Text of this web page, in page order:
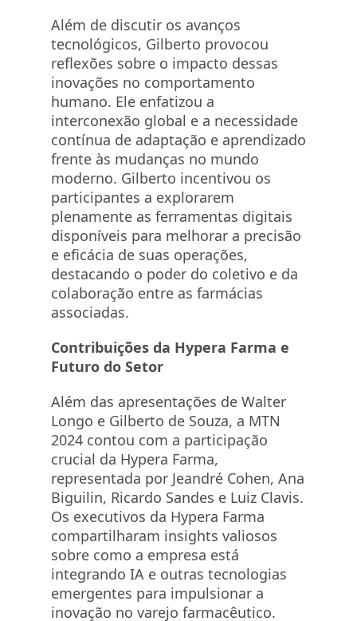
Além de discutir os avanços
tecnológicos, Gilberto provocou
reflexões sobre o impacto dessas
inovações no comportamento
humano. Ele enfatizou a
interconexão global e a necessidade
contínua de adaptação e aprendizado
frente às mudanças no mundo
moderno. Gilberto incentivou os
participantes a explorarem
plenamente as ferramentas digitais
disponíveis para melhorar a precisão
e eficácia de suas operações,
destacando o poder do coletivo e da
colaboração entre as farmácias
associadas.
Contribuições da Hypera Farma e
Futuro do Setor
Além das apresentações de Walter
Longo e Gilberto de Souza, a MTN
2024 contou com a participação
crucial da Hypera Farma,
representada por Jeandré Cohen, Ana
Biguilin, Ricardo Sandes e Luiz Clavis.
Os executivos da Hypera Farma
compartilharam insights valiosos
sobre como a empresa está
integrando IA e outras tecnologias
emergentes para impulsionar a
inovação no varejo farmacêutico.